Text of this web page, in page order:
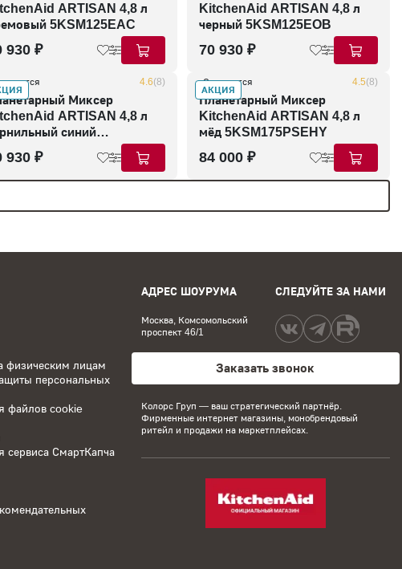
ARTISAN 4,8 л
5KSM125EAC
930 ₽
KitchenAid ARTISAN 4,8 л
черный 5KSM125EOB
70 930 ₽
4.6(8)
Миксер
ARTISAN 4,8 л
синий
930 ₽
АКЦИЯ
Ожидается 4.5(8)
Планетарный Миксер
KitchenAid ARTISAN 4,8 л
мёд 5KSM175PSEHY
84 000 ₽
физическим лицам
персональных
файлов cookie
сервиса СмартКапча
АДРЕС ШОУРУМА
Москва, Комсомольский
проспект 46/1
СЛЕДУЙТЕ ЗА НАМИ
Заказать звонок
Колорс Груп — ваш стратегический партнёр.
Фирменные интернет магазины, монобрендовый
ритейл и продажи на маркетплейсах.